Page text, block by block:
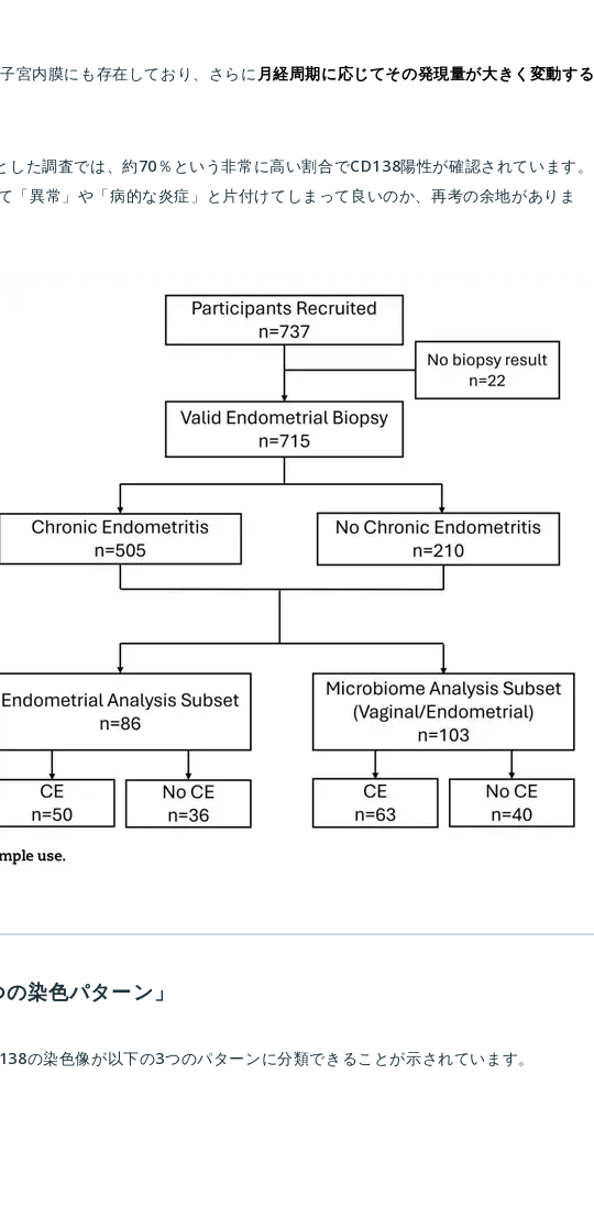
宮内膜にも存在しており、さらに 月経周期に応じてその発現量が大きく変動する
た調査では、約70％という非常に高い割合でCD138陽性が確認されています。
「異常」や「病的な炎症」と片付けてしまって良いのか、再考の余地がありま
染色パターン」
の染色像が以下の3つのパターンに分類できることが示されています。